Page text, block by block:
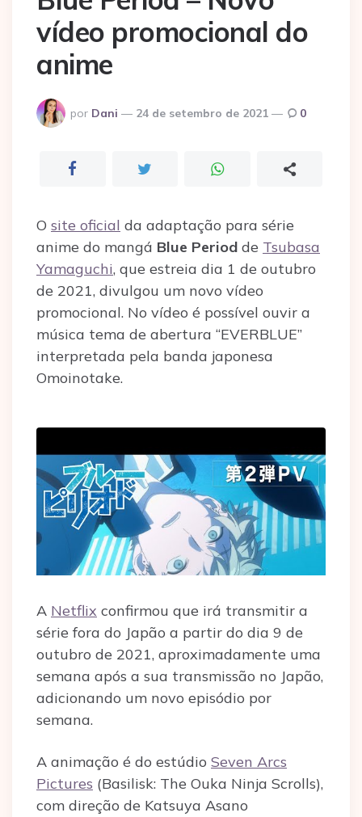
vídeo promocional do
anime
Postado
por
por Dani 24 de setembro de 2021 0
O site oficial da adaptação para série
anime do mangá Blue Period de Tsubasa
Yamaguchi, que estreia dia 1 de outubro
de 2021, divulgou um novo vídeo
promocional. No vídeo é possível ouvir a
música tema de abertura “EVERBLUE”
interpretada pela banda japonesa
Omoinotake.
A Netflix confirmou que irá transmitir a
série fora do Japão a partir do dia 9 de
outubro de 2021, aproximadamente uma
semana após a sua transmissão no Japão,
adicionando um novo episódio por
semana.
A animação é do estúdio Seven Arcs
Pictures (Basilisk: The Ouka Ninja Scrolls),
com direção de Katsuya Asano